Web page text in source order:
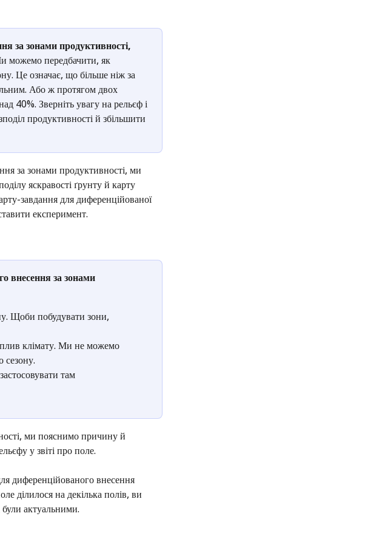
за зонами продуктивності,
можемо передбачити, як
Це означає, що більше ніж за
Або ж протягом двох
40%. Зверніть увагу на рельєф і
продуктивності й збільшити
за зонами продуктивності, ми
яскравості ґрунту й карту
завдання для диференційованої
експеримент.
внесення за зонами
Щоби побудувати зони,
клімату. Ми не можемо
сезону.
там
ми пояснимо причину й
у звіті про поле.
диференційованого внесення
ділилося на декілька полів, ви
актуальними.